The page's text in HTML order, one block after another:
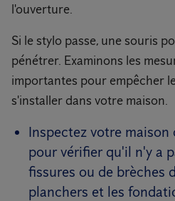
l'ouverture.
Si le stylo passe, une souris
pénétrer. Examinons les
importantes pour empêcher
s'installer dans votre maison.
Inspectez votre
pour vérifier qu'il n'y a
fissures ou de brèches
planchers et les